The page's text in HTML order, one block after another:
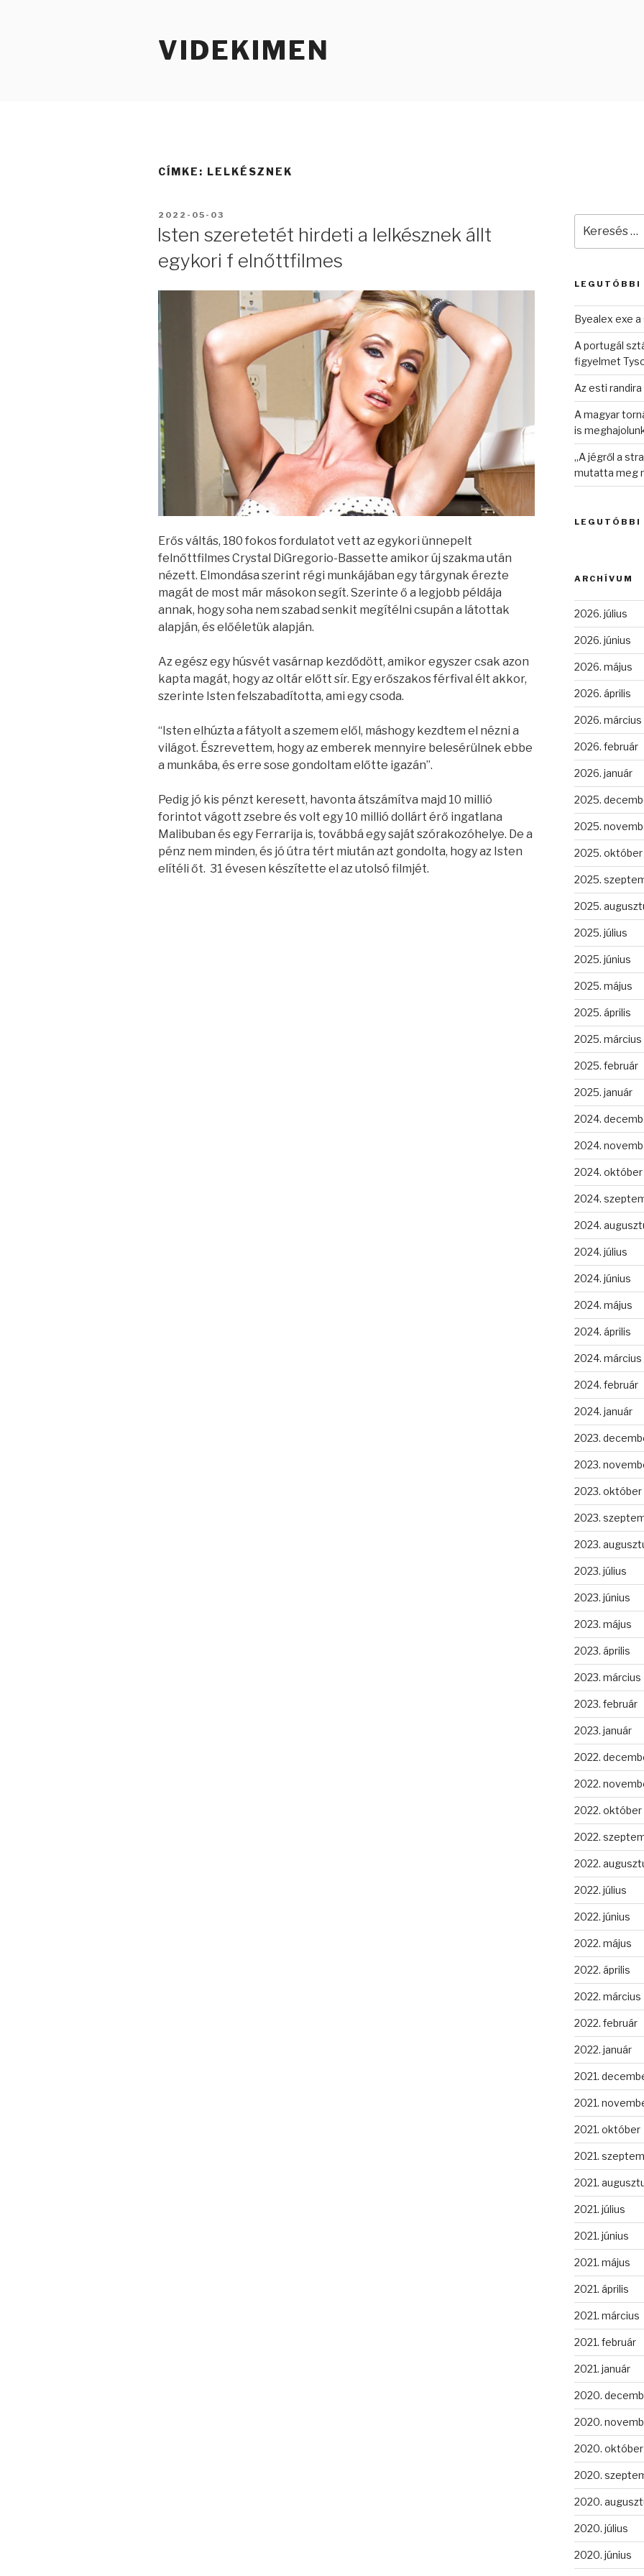
VIDEKIMEN
CÍMKE: LELKÉSZNEK
BEKÜLDVE:
2022-05-03
Isten szeretetét hirdeti a lelkésznek állt
egykori f elnőttfilmes
Erős váltás, 180 fokos fordulatot vett az egykori ünnepelt
felnőttfilmes Crystal DiGregorio-Bassette amikor új szakma után
nézett. Elmondása szerint régi munkájában egy tárgynak érezte
magát de most már másokon segít. Szerinte ő a legjobb példája
annak, hogy soha nem szabad senkit megítélni csupán a látottak
alapján, és előéletük alapján.
Az egész egy húsvét vasárnap kezdődött, amikor egyszer csak azon
kapta magát, hogy az oltár előtt sír. Egy erőszakos férfival élt akkor,
szerinte Isten felszabadította, ami egy csoda.
“Isten elhúzta a fátyolt a szemem elől, máshogy kezdtem el nézni a
világot. Észrevettem, hogy az emberek mennyire belesérülnek ebbe
a munkába, és erre sose gondoltam előtte igazán”.
Pedig jó kis pénzt keresett, havonta átszámítva majd 10 millió
forintot vágott zsebre és volt egy 10 millió dollárt érő ingatlana
Malibuban és egy Ferrarija is, továbbá egy saját szórakozóhelye. De a
pénz nem minden, és jó útra tért miután azt gondolta, hogy az Isten
elítéli őt. 31 évesen készítette el az utolsó filmjét.
következő
LEGUTÓBBI
Byealex exe
A portugál
figyelmet
Az esti
A magyar
is
„A jégről a
mutatta meg
LEGUTÓBBI
ARCHÍVUM
2026. július
2026. június
2026. május
2026. április
2026. március
2026. február
2026. január
2025.
2025.
2025. október
2025.
2025.
2025. július
2025. június
2025. május
2025. április
2025. március
2025. február
2025. január
2024.
2024.
2024. október
2024.
2024.
2024. július
2024. június
2024. május
2024. április
2024. március
2024. február
2024. január
2023.
2023.
2023. október
2023.
2023.
2023. július
2023. június
2023. május
2023. április
2023. március
2023. február
2023. január
2022.
2022.
2022. október
2022.
2022.
2022. július
2022. június
2022. május
2022. április
2022. március
2022. február
2022. január
2021.
2021.
2021. október
2021.
2021.
2021. július
2021. június
2021. május
2021. április
2021. március
2021. február
2021. január
2020.
2020.
2020. október
2020.
2020.
2020. július
2020. június